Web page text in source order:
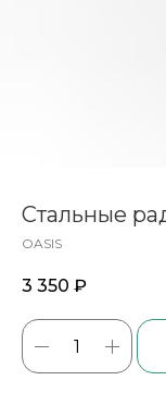
Стальные
OASIS
3 350 ₽